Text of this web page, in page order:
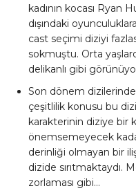
kadının kocası Ryan
dışındaki
cast seçimi diziyi
sokmuştu. Orta
delikanlı gibi
Son dönem
çeşitlilik konusu bu
karakterinin diziye bir
önemsemeyecek
derinliği olmayan bir
dizide sırıtmaktaydı.
zorlaması gibi…